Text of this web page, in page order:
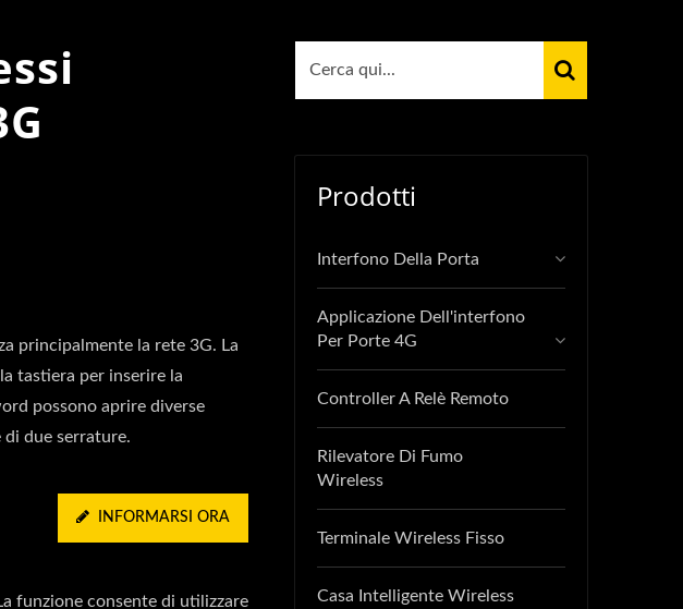
principalmente la rete 3G. La
tastiera per inserire la
possono aprire diverse
due serrature.
INFORMARSI ORA
funzione consente di utilizzare
Prodotti
Interfono Della Porta
Applicazione Dell'interfono
Per Porte 4G
Controller A Relè Remoto
Rilevatore Di Fumo
Wireless
Terminale Wireless Fisso
Casa Intelligente Wireless